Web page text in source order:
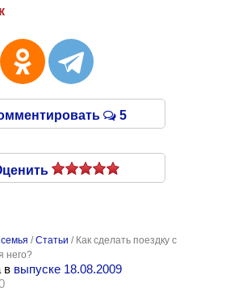
5
/Статьи / Как сделать поездку с
него?
в выпуске 18.08.2009